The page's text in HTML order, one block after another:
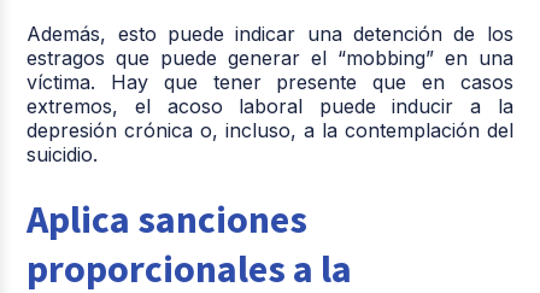
Además, esto puede indicar una detención de los
estragos que puede generar el “mobbing” en una
víctima. Hay que tener presente que en casos
extremos, el acoso laboral puede inducir a la
depresión crónica o, incluso, a la contemplación del
suicidio.
Aplica sanciones
proporcionales a la